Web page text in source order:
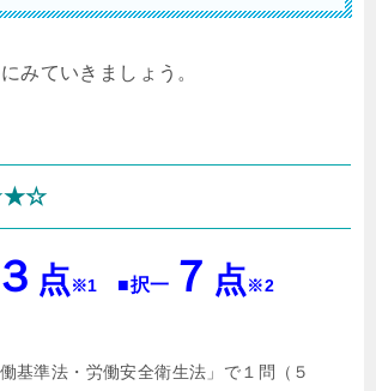
みていきましょう。
３ 点※1 ■択一 ７ 点※2
基準法・労働安全衛生法」で１問（５